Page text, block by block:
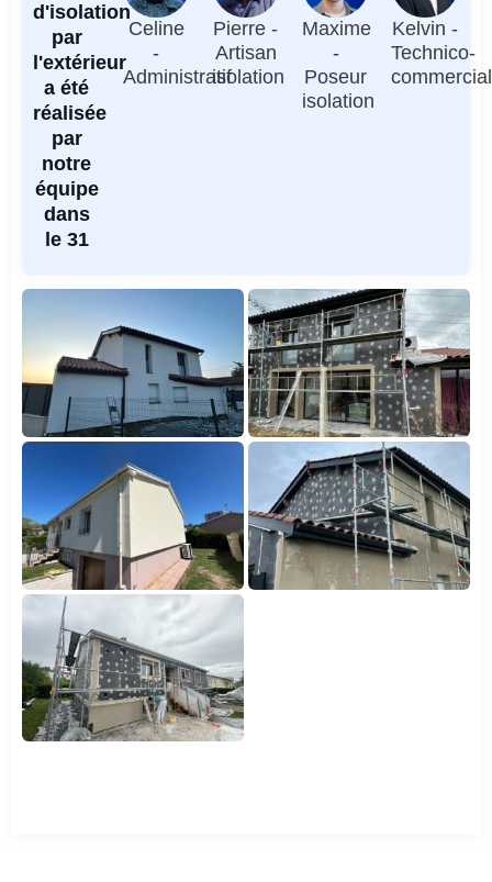
d'isolation
par
l'extérieur
a été
réalisée
par
notre
équipe
dans
le 31
Celine
-
Administratif
Pierre -
Artisan
isolation
Maxime
-
Poseur
isolation
Kelvin -
Technico-
commercial